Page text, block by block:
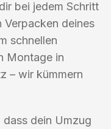
bei jedem Schritt
Verpacken deines
schnellen
Montage in
– wir kümmern
dein Umzug